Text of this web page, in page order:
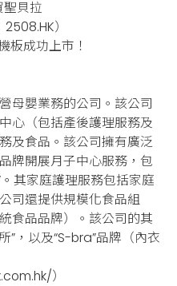
聖貝拉
）
板成功上市！
母嬰業務的公司。該公司
心（包括產後護理服務及
及食品。該公司擁有廣泛
牌開展月子中心服務，包
。其家庭護理服務包括家庭
司還提供規模化食品組
食品品牌）。該公司的其
”，以及“S-bra”品牌（內衣
）